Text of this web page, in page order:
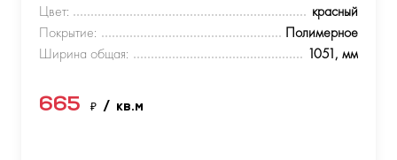
Цвет:
красный
Покрытие:
Полимерное
Ширина общая:
1051, мм
665 ₽ / кв.м